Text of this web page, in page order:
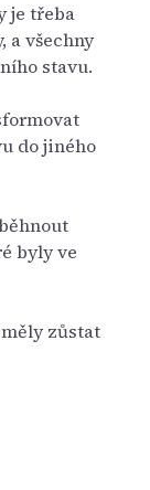
je třeba
a všechny
stavu.
do jiného
byly ve
zůstat